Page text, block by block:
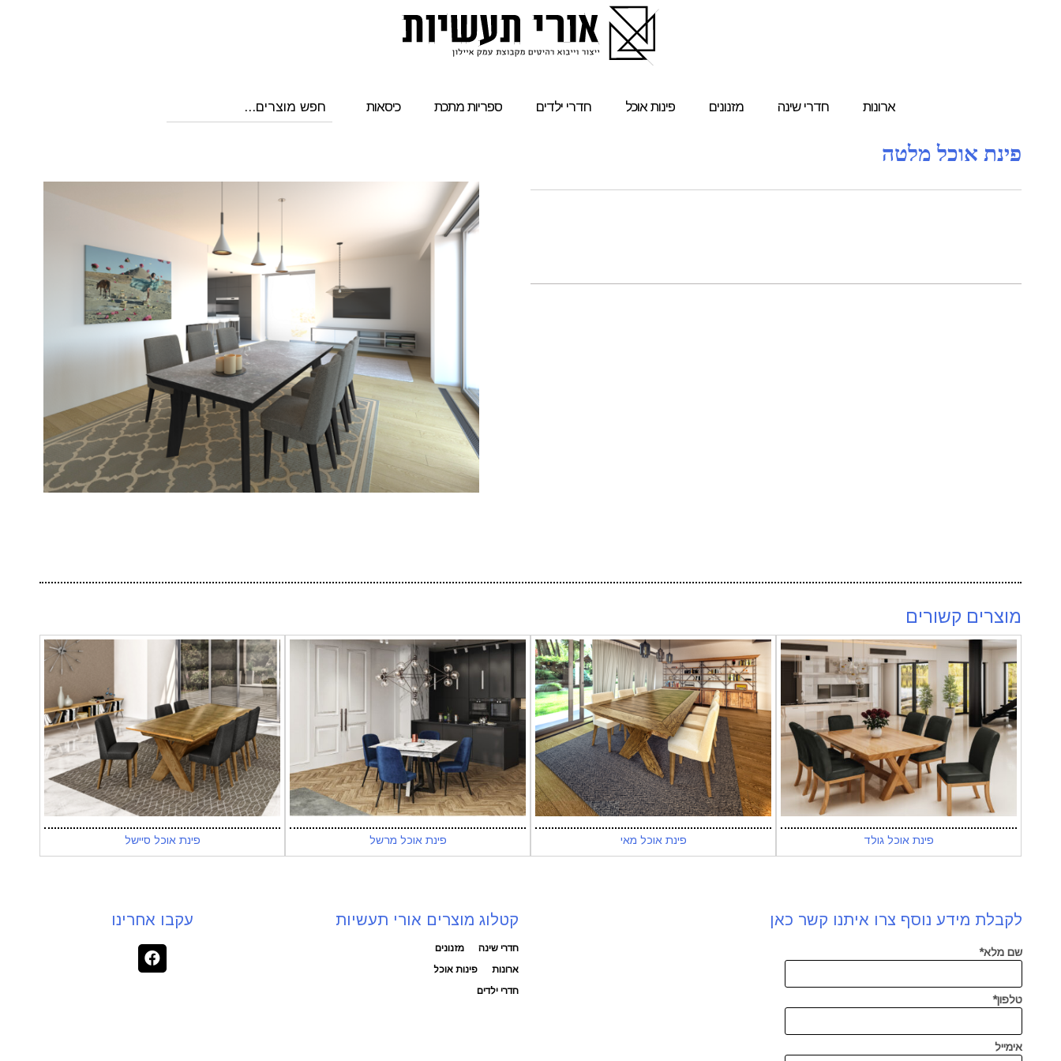
ארונות חדרי שינה מזנונים פינות אוכל חדרי ילדים ספריות מתכת כיסאות
פינת אוכל מלטה
מוצרים קשורים
פינת אוכל סיישל פינת אוכל מרשל פינת אוכל מאי פינת אוכל גולד
עקבו אחרינו קטלוג מוצרים אורי תעשיות
חדרי שינה
מזנונים
ארונות
פינות אוכל
חדרי ילדים
לקבלת מידע נוסף צרו איתנו קשר כאן
שם מלא*
טלפון*
אימייל